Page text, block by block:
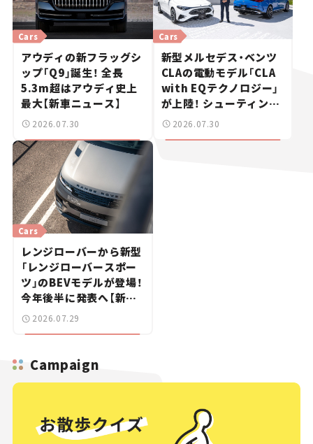
Cars
アウディの新フラッグシ
ップ「Q9」誕生！ 全長
5.3m超はアウディ史上
最大【新車ニュース】
2026.07.30
Cars
新型メルセデス・ベンツ
CLAの電動モデル「CLA
with EQテクノロジー」
が上陸！ シューティング
ブレークも発売【新車ニ
2026.07.30
Cars
レンジローバーから新型
「レンジローバースポー
ツ」のBEVモデルが登場！
今年後半に発表へ【新車
ニュース】
2026.07.29
Campaign